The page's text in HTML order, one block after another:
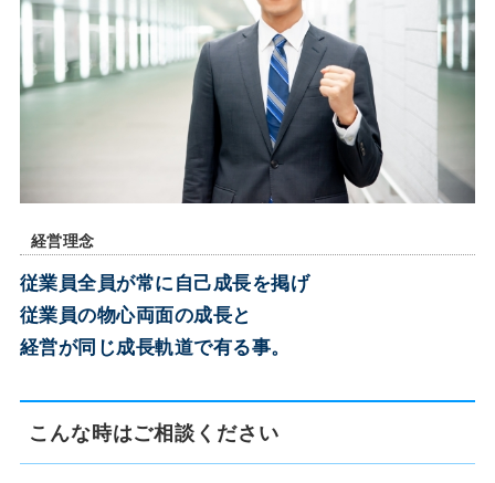
経営理念
従業員全員が常に自己成長を掲げ
従業員の物心両面の成長と
経営が同じ成長軌道で有る事。
こんな時はご相談ください